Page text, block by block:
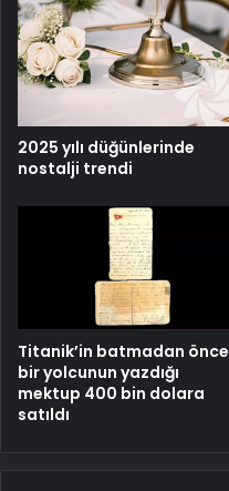
2025 yılı düğünlerinde
nostalji trendi
Titanik’in batmadan önce
bir yolcunun yazdığı
mektup 400 bin dolara
satıldı